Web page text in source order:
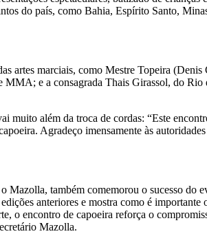
do país, como Bahia, Espírito Santo,
artes marciais, como Mestre Topeira
e a consagrada Thais Girassol, do
além da troca de cordas: “Este
Agradeço imensamente às
também comemorou o sucesso do
anteriores e mostra como é
o encontro de capoeira reforça o
Mazolla.